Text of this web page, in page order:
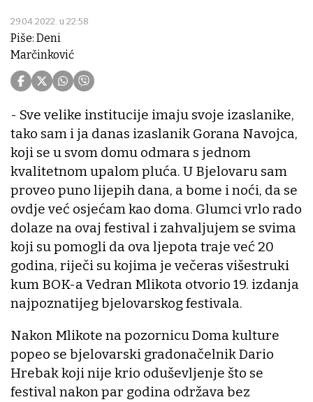
29.04.2022. u 22:58
Piše: Deni
Marčinković
- Sve velike institucije imaju svoje izaslanike,
tako sam i ja danas izaslanik Gorana Navojca,
koji se u svom domu odmara s jednom
kvalitetnom upalom pluća. U Bjelovaru sam
proveo puno lijepih dana, a bome i noći, da se
ovdje već osjećam kao doma. Glumci vrlo rado
dolaze na ovaj festival i zahvaljujem se svima
koji su pomogli da ova ljepota traje već 20
godina, riječi su kojima je večeras višestruki
kum BOK-a Vedran Mlikota otvorio 19. izdanja
najpoznatijeg bjelovarskog festivala.
Nakon Mlikote na pozornicu Doma kulture
popeo se bjelovarski gradonačelnik Dario
Hrebak koji nije krio oduševljenje što se
festival nakon par godina održava bez